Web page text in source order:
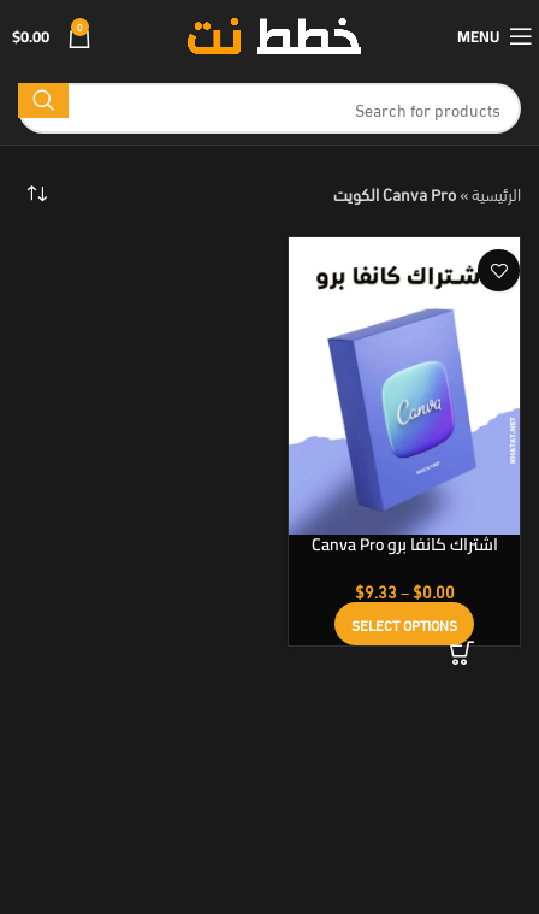
MENU
0
$0.00
الرئيسية»Canva Pro الكويت
اشتراك كانفا برو Canva Pro
رسمي ومضمون
$0.00
–
$9.33
SELECT OPTIONS